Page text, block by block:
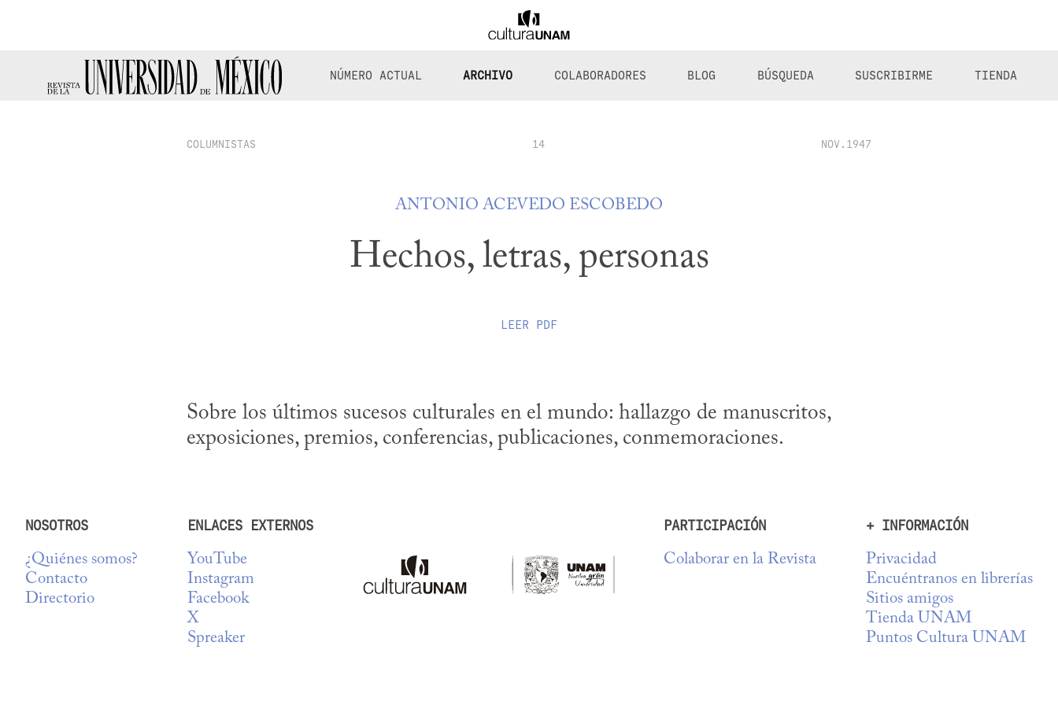
NÚMERO ACTUAL ARCHIVO COLABORADORES BLOG BÚSQUEDA SUSCRIBIRME TIENDA
COLUMNISTAS 14 NOV.1947
ANTONIO ACEVEDO ESCOBEDO
Hechos, letras, personas
LEER PDF
Sobre los últimos sucesos culturales en el mundo: hallazgo de manuscritos,
exposiciones, premios, conferencias, publicaciones, conmemoraciones.
NOSOTROS
¿Quiénes somos?
Contacto
Directorio
ENLACES EXTERNOS
YouTube
Instagram
Facebook
X
Spreaker
PARTICIPACIÓN
Colaborar en la Revista
+ INFORMACIÓN
Privacidad
Encuéntranos en librerías
Sitios amigos
Tienda UNAM
Puntos Cultura UNAM